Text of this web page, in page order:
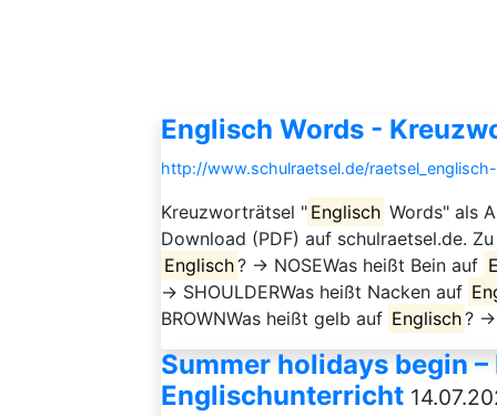
Englisch Words -
http://www.schulraetsel.de/
Kreuzworträtsel " Englisch Words" als
Download (PDF) auf schulraetsel.de.
Englisch? → NOSEWas heißt Bein auf
→ SHOULDERWas heißt Nacken auf
BROWNWas heißt gelb auf Englisch? →
Summer holidays begin
Englischunterricht